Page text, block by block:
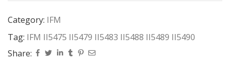
Category: IFM
Tag: IFM II5475 II5479 II5483 II5488 II5489 II5490
Share: